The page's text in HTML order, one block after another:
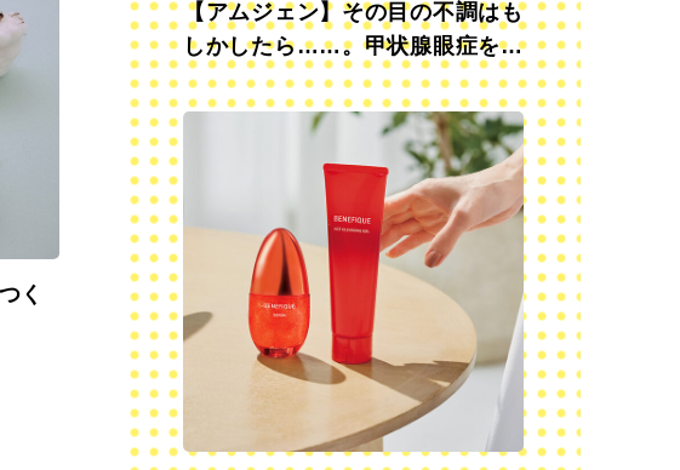
く
【アムジェン】その目の不調はも
しかしたら……。甲状腺眼症を知
っていますか？